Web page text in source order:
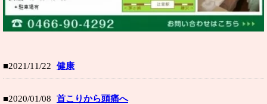
■2021/11/22 健康
■2020/01/08 首こりから頭痛へ